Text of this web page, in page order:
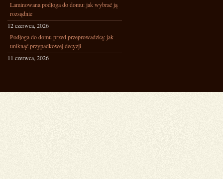
Laminowana podłoga do domu: jak wybrać ją
rozsądnie
12 czerwca, 2026
Podłoga do domu przed przeprowadzką: jak
uniknąć przypadkowej decyzji
11 czerwca, 2026